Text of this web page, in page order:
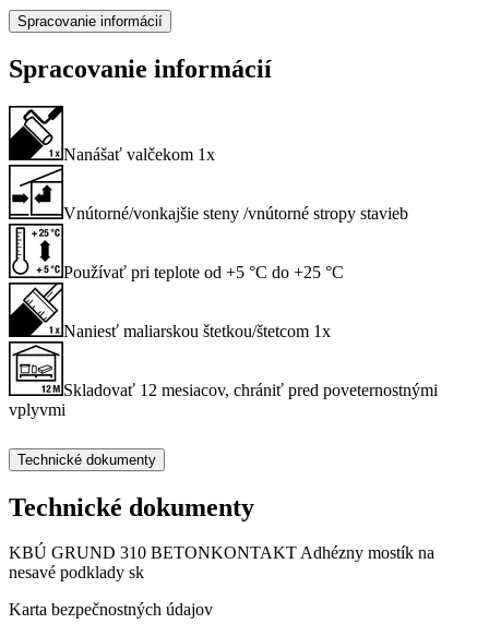
Spracovanie informácií
Spracovanie informácií
Nanášať valčekom 1x
Vnútorné/vonkajšie steny /vnútorné stropy stavieb
Používať pri teplote od +5 °C do +25 °C
Naniesť maliarskou štetkou/štetcom 1x
Skladovať 12 mesiacov, chrániť pred poveternostnými
vplyvmi
Technické dokumenty
Technické dokumenty
KBÚ GRUND 310 BETONKONTAKT Adhézny mostík na
nesavé podklady sk
Karta bezpečnostných údajov